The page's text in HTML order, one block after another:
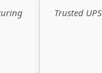
UPS